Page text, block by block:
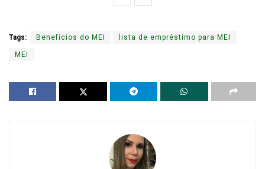
Tags: Benefícios do MEI lista de empréstimo para MEI
MEI